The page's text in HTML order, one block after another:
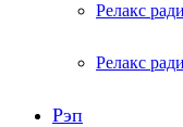
Релакс
Релакс
Рэп